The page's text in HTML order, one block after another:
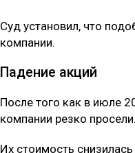
Суд установил, что
компании.
Падение акций
После того как в июле
компании резко просели.
Их стоимость